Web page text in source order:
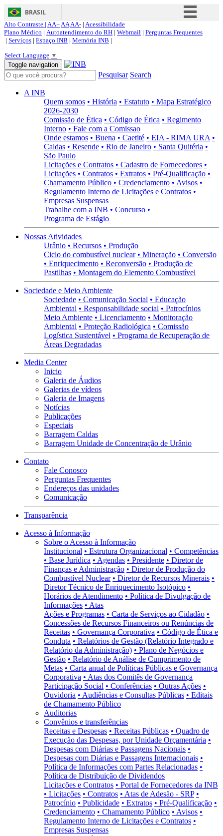
BRASIL
Simplifique!
Acesso à informação
Canais
Alto Contraste | AA+AAAA- | Acessibilidade
Plano Médico | Autoatendimento do RH | Webmail | Perguntas Frequentes
| Serviços | Espaço INB | Memória INB |
Select Language ▼
Toggle navigation
Pesquisar Search
A INB
Quem somos • História • Estatuto • Mapa Estratégico
2026-2030
Comissão de Ética • Código de Ética • Regimento
Interno • Fale com a Comissao
Onde estamos • Buena • Caetité • EIA - RIMA URA •
Caldas • Resende • Rio de Janeiro • Santa Quitéria •
São Paulo
Licitações e Contratos • Cadastro de Fornecedores •
Licitações • Contratos • Extratos • Pré-Qualificação •
Chamamento Público • Credenciamento • Avisos •
Regulamento Interno de Licitações e Contratos •
Empresas Suspensas
Trabalhe com a INB • Concurso •
Programa de Estágio
Nossas Atividades
Urânio • Recursos • Produção
Ciclo do combustível nuclear • Mineração • Conversão
• Enriquecimento • Reconversão • Produção de
Pastilhas • Montagem do Elemento Combustível
Sociedade e Meio Ambiente
Sociedade • Comunicação Social • Educação
Ambiental • Responsabilidade social • Patrocínios
Meio Ambiente • Licenciamento • Monitoração
Ambiental • Proteção Radiológica • Comissão
Logística Sustentável • Programa de Recuperação de
Áreas Degradadas
Media Center
Inicio
Galeria de Áudios
Galerias de vídeos
Galeria de Imagens
Notícias
Publicações
Especiais
Barragem Caldas
Barragem Unidade de Concentração de Urânio
Contato
Fale Conosco
Perguntas Frequentes
Endereços das unidades
Comunicação
Transparência
Acesso à Informação
Sobre o Acesso à Informação
Institucional • Estrutura Organizacional • Competências
• Base Jurídica • Agendas • Presidente • Diretor de
Finanças e Administração • Diretor de Produção do
Combustível Nuclear • Diretor de Recursos Minerais •
Diretor Técnico de Enriquecimento Isotópico •
Horários de Atendimento • Política de Divulgação de
Informações • Atas
Ações e Programas • Carta de Serviços ao Cidadão •
Concessões de Recursos Financeiros ou Renúncias de
Receitas • Governança Corporativa • Código de Ética e
Conduta • Relatórios de Gestão (Relatório Integrado e
Relatório da Administração) • Plano de Negócios e
Gestão • Relatório de Análise de Cumprimento de
Metas • Carta anual de Políticas Públicas e Governança
Corporativa • Atas dos Comitês de Governança
Participação Social • Conferências • Outras Ações •
Ouvidoria • Audiências e Consultas Públicas • Editais
de Chamamento Público
Auditorias
Convênios e transferências
Receitas e Despesas • Receitas Públicas • Quadro de
Execução das Despesas, por Unidade Orçamentária •
Despesas com Diárias e Passagens Nacionais •
Despesas com Diárias e Passagens Internacionais •
Política de Informações com Partes Relacionadas •
Política de Distribuição de Dividendos
Licitações e Contratos • Portal de Fornecedores da INB
• Licitações • Contratos • Atas de Adesão - SRP •
Patrocínio • Publicidade • Extratos • Pré-Qualificação •
Credenciamento • Chamamento Público • Avisos •
Regulamento Interno de Licitações e Contratos •
Empresas Suspensas